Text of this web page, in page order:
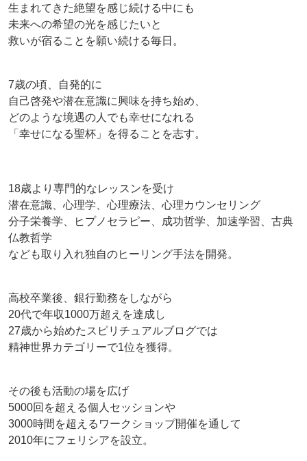
生まれてきた絶望を感じ続ける中にも
未来への希望の光を感じたいと
救いが宿ることを願い続ける毎日。
7歳の頃、自発的に
自己啓発や潜在意識に興味を持ち始め、
どのような境遇の人でも幸せになれる
「幸せになる聖杯」を得ることを志す。
18歳より専門的なレッスンを受け
潜在意識、心理学、心理療法、心理カウンセリング
分子栄養学、ヒプノセラピー、成功哲学、加速学習、古典
仏教哲学
なども取り入れ独自のヒーリング手法を開発。
高校卒業後、銀行勤務をしながら
20代で年収1000万超えを達成し
27歳から始めたスピリチュアルブログでは
精神世界カテゴリーで1位を獲得。
その後も活動の場を広げ
5000回を超える個人セッションや
3000時間を超えるワークショップ開催を通して
2010年にフェリシアを設立。